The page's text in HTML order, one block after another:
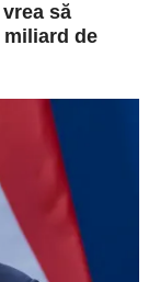
să
de
miliard de